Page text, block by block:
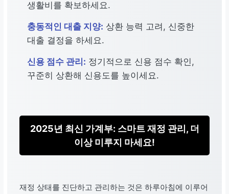
생활비를 확보하세요.
충동적인 대출 지양: 상환 능력 고려, 신중한
대출 결정을 하세요.
신용 점수 관리: 정기적으로 신용 점수 확인,
꾸준히 상환해 신용도를 높이세요.
2025년 최신 가계부: 스마트 재정 관리, 더
이상 미루지 마세요!
재정 상태를 진단하고 관리하는 것은 하루아침에 이루어